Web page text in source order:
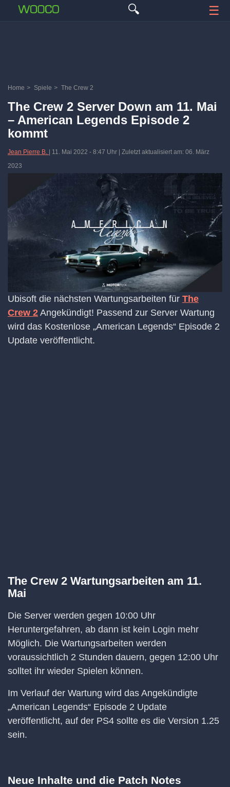
🔍 ☰
Home > Spiele > The Crew 2
The Crew 2 Server Down am 11. Mai
– American Legends Episode 2
kommt
Jean Pierre B. 11. Mai 2022 - 8:47 Uhr | Zuletzt aktualisiert am: 06. März
2023
Ubisoft die nächsten Wartungsarbeiten für The
Crew 2 Angekündigt! Passend zur Server Wartung
wird das Kostenlose „American Legends“ Episode 2
Update veröffentlicht.
The Crew 2 Wartungsarbeiten am 11.
Mai
Die Server werden gegen 10:00 Uhr
Heruntergefahren, ab dann ist kein Login mehr
Möglich. Die Wartungsarbeiten werden
voraussichtlich 2 Stunden dauern, gegen 12:00 Uhr
solltet ihr wieder Spielen können.
Im Verlauf der Wartung wird das Angekündigte
„American Legends“ Episode 2 Update
veröffentlicht, auf der PS4 sollte es die Version 1.25
sein.
Neue Inhalte und die Patch Notes